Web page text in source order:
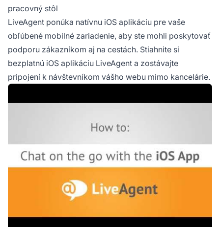
pracovný stôl
LiveAgent ponúka natívnu iOS aplikáciu pre vaše
obľúbené mobilné zariadenie, aby ste mohli poskytovať
podporu zákazníkom aj na cestách. Stiahnite si
bezplatnú iOS aplikáciu LiveAgent a zostávajte
pripojení k návštevníkom vášho webu mimo kancelárie.